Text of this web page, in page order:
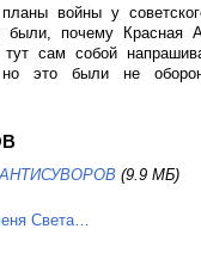
войны у
почему Красная
сам собой
это были не
(9.9 МБ)